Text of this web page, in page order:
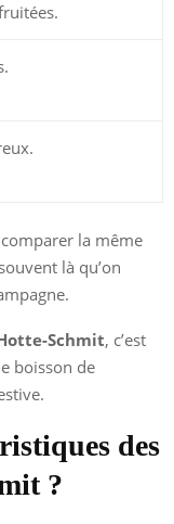
la même
là qu’on
Schmit, c’est
boisson de
des
?